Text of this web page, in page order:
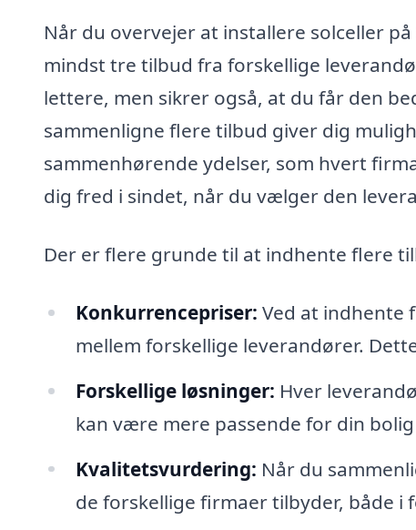
Når du overvejer at installere solceller
mindst tre tilbud fra forskellige
lettere, men sikrer også, at du får den
sammenligne flere tilbud giver dig
sammenhørende ydelser, som hvert
dig fred i sindet, når du vælger den
Der er flere grunde til at indhente flere
Konkurrencepriser: Ved at indhente
mellem forskellige leverandører.
Forskellige løsninger: Hver
kan være mere passende for din
Kvalitetsvurdering: Når du
de forskellige firmaer tilbyder, både